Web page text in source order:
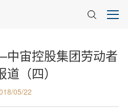
宙控股集团劳动者
道（四）
05/22